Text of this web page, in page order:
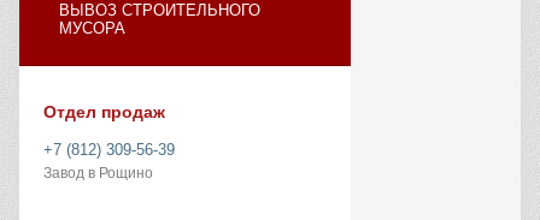
ВЫВОЗ СТРОИТЕЛЬНОГО
МУСОРА
Отдел продаж
+7 (812) 309-56-39
Завод в Рощино